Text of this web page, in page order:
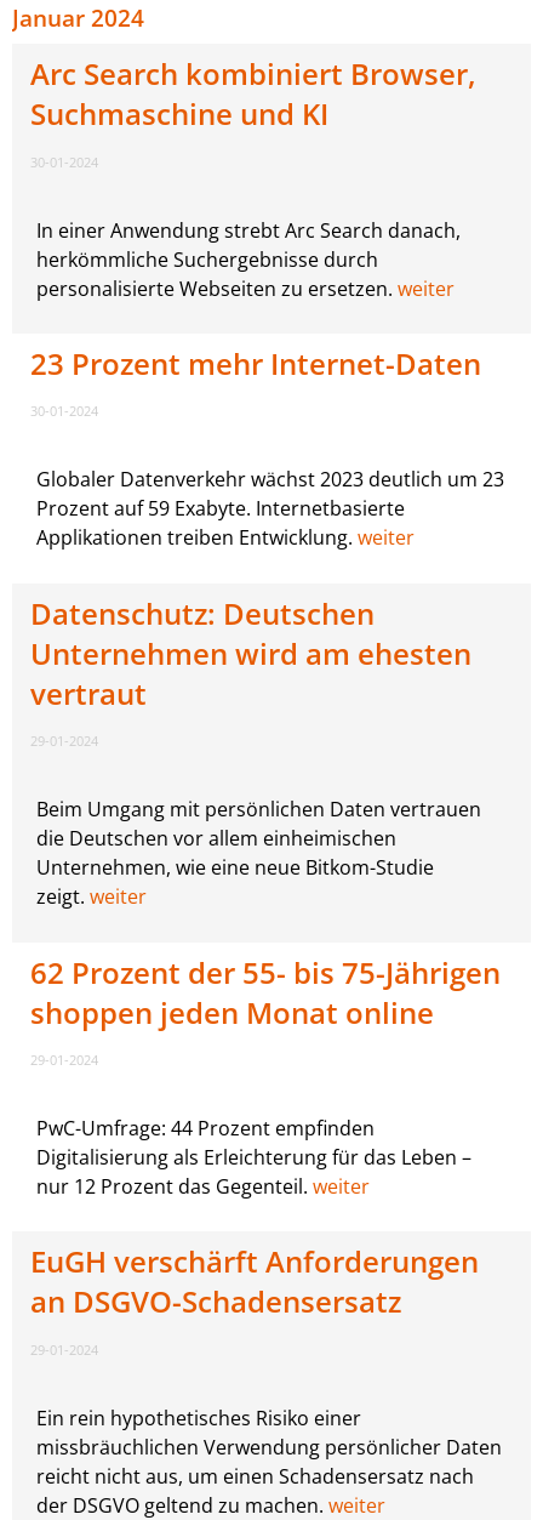
Januar 2024
Arc Search kombiniert Browser,
Suchmaschine und KI
30-01-2024
In einer Anwendung strebt Arc Search danach,
herkömmliche Suchergebnisse durch
personalisierte Webseiten zu ersetzen. weiter
23 Prozent mehr Internet-Daten
30-01-2024
Globaler Datenverkehr wächst 2023 deutlich um 23
Prozent auf 59 Exabyte. Internetbasierte
Applikationen treiben Entwicklung. weiter
Datenschutz: Deutschen
Unternehmen wird am ehesten
vertraut
29-01-2024
Beim Umgang mit persönlichen Daten vertrauen
die Deutschen vor allem einheimischen
Unternehmen, wie eine neue Bitkom-Studie
zeigt. weiter
62 Prozent der 55- bis 75-Jährigen
shoppen jeden Monat online
29-01-2024
PwC-Umfrage: 44 Prozent empfinden
Digitalisierung als Erleichterung für das Leben –
nur 12 Prozent das Gegenteil. weiter
EuGH verschärft Anforderungen
an DSGVO-Schadensersatz
29-01-2024
Ein rein hypothetisches Risiko einer
missbräuchlichen Verwendung persönlicher Daten
reicht nicht aus, um einen Schadensersatz nach
der DSGVO geltend zu machen. weiter